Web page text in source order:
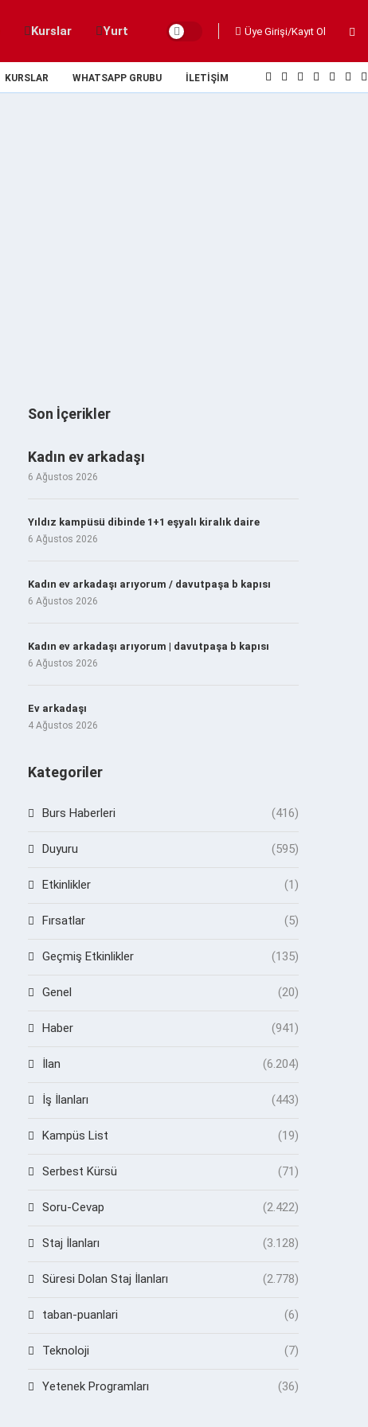
Kurslar Yurt Üye Girişi/Kayıt Ol
KURSLAR WHATSAPP GRUBU İLETIŞIM
Son İçerikler
Kadın ev arkadaşı
6 Ağustos 2026
Yıldız kampüsü dibinde 1+1 eşyalı kiralık daire
6 Ağustos 2026
Kadın ev arkadaşı arıyorum / davutpaşa b kapısı
6 Ağustos 2026
Kadın ev arkadaşı arıyorum | davutpaşa b kapısı
6 Ağustos 2026
Ev arkadaşı
4 Ağustos 2026
Kategoriler
Burs Haberleri (416)
Duyuru (595)
Etkinlikler (1)
Fırsatlar (5)
Geçmiş Etkinlikler (135)
Genel (20)
Haber (941)
İlan (6.204)
İş İlanları (443)
Kampüs List (19)
Serbest Kürsü (71)
Soru-Cevap (2.422)
Staj İlanları (3.128)
Süresi Dolan Staj İlanları (2.778)
taban-puanlari (6)
Teknoloji (7)
Yetenek Programları (36)